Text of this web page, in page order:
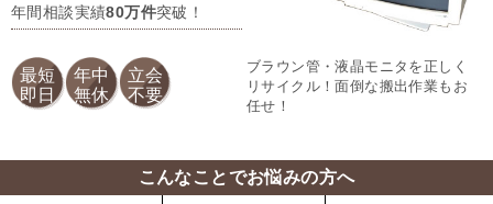
年間相談実績80万件突破！
最短
即日
年中
無休
立会
不要
ブラウン管・液晶モニタを正しく
リサイクル！面倒な搬出作業もお
任せ！
こんなことでお悩みの方へ